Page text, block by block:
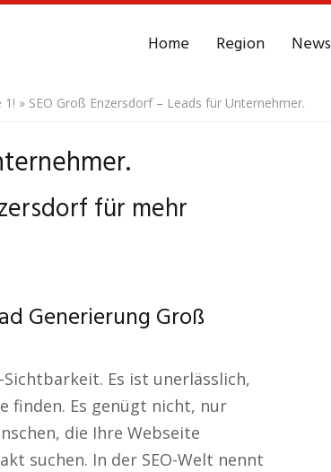
Home Region News
1! » SEO Groß Enzersdorf – Leads für Unternehmer.
für mehr
Generierung Groß
Es ist unerlässlich,
finden. Es genügt nicht, nur
die Ihre Webseite
suchen. In der SEO-Welt nennt